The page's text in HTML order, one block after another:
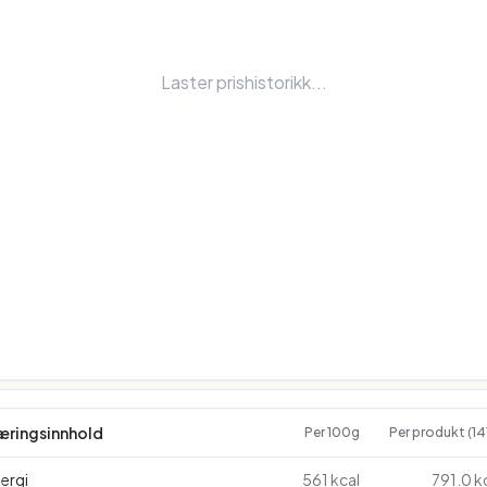
Laster prishistorikk...
Per 100g Per produkt
561 kcal 791.0